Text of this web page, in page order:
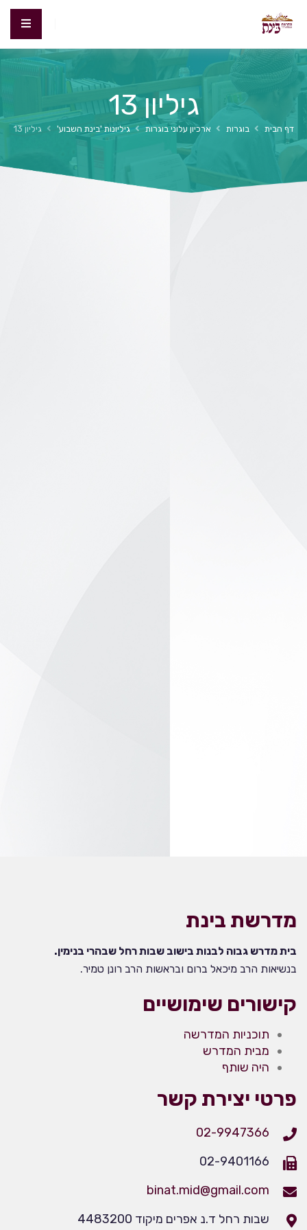
גיליון 13
דף הבית בוגרות ארכיון עלוני בוגרות גיליונות 'בינת השבוע' גיליון 13
מדרשת בינת
בית מדרש גבוה לבנות בישוב שבות רחל שבהרי בנימין.
בנשיאות הרב מיכאל ברום ובראשות הרב רונן טמיר.
קישורים שימושיים
תוכניות המדרשה
מבית המדרש
היה שותף
פרטי יצירת קשר
02-9947366
02-9401166
binat.mid@gmail.com
שבות רחל ד.נ אפרים מיקוד 4483200